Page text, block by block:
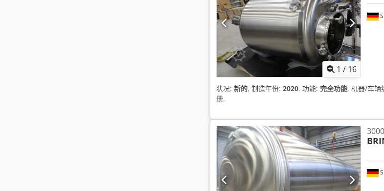
1 / 16
状况: 新的, 制造年份: 2020, 功能: 完全功能, 机器/车辆
册,